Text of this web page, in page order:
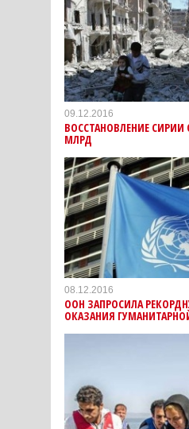
09.12.2016
ВОССТАНОВЛЕНИЕ СИРИИ
МЛРД
08.12.2016
ООН ЗАПРОСИЛА
ОКАЗАНИЯ